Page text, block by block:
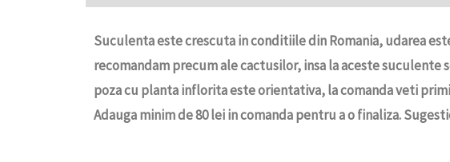
Suculenta este crescuta in conditiile din Romania, udarea
recomandam precum ale cactusilor, insa la aceste suculente
poza cu planta inflorita este orientativa, la comanda veti
Adauga minim de 80 lei in comanda pentru a o finaliza.